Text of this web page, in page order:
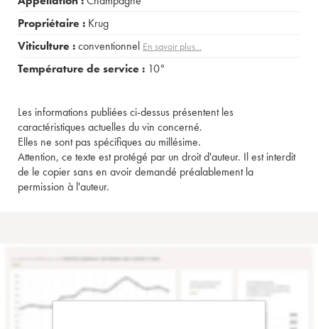
Propriétaire : Krug
Viticulture :conventionnel En savoir plus...
Température de service : 10°
Les informations publiées ci-dessus présentent les
caractéristiques actuelles du vin concerné.
Elles ne sont pas spécifiques au millésime.
Attention, ce texte est protégé par un droit d'auteur. Il est interdit
de le copier sans en avoir demandé préalablement la
permission à l'auteur.